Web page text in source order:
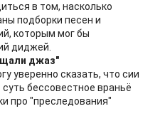
в том, насколько
подборки песен и
которым мог бы
диджей.
джаз"
уверенно сказать, что сии
бессовестное враньё
про "преследования"